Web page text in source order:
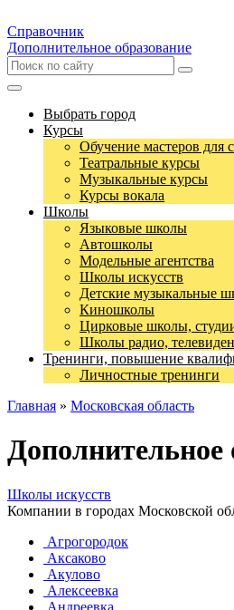
Справочник
Дополнительное образование
Выбрать город
Курсы
Обучение мастеров для
Театральные курсы
Музыкальные курсы
Курсы вокала
Школы
Языковые школы
Автошколы
Модельные агентства
Школы искусств
Детские музыкальные
Киношколы
Цирковые школы,
Школы радио,
Тренинги, повышение
Личностные тренинги
Главная » Московская область
Дополнительное
Школы искусств
Компании в городах Московской
Агрогородок
Аксаково
Акулово
Алексеевка
Андреевка